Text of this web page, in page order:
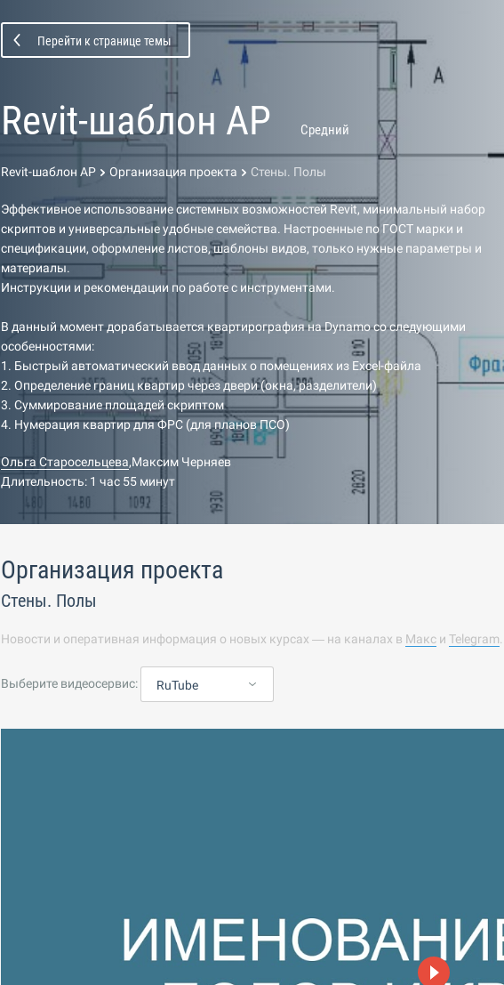
Перейти к странице темы
Revit-шаблон АР Средний
Revit-шаблон АР Организация проекта Стены. Полы
Эффективное использование системных возможностей Revit, минимальный набор
скриптов и универсальные удобные семейства. Настроенные по ГОСТ марки и
спецификации, оформление листов, шаблоны видов, только нужные параметры и
материалы.
Инструкции и рекомендации по работе с инструментами.
В данный момент дорабатывается квартирография на Dynamo со следующими
особенностями:
1. Быстрый автоматический ввод данных о помещениях из Excel-файла
2. Определение границ квартир через двери (окна, разделители)
3. Суммирование площадей скриптом
4. Нумерация квартир для ФРС (для планов ПСО)
Ольга Старосельцева,Максим Черняев
Длительность: 1 час 55 минут
Организация проекта
Стены. Полы
Новости и оперативная информация о новых курсах — на каналах в Макс и Telegram
Выберите видеосервис: RuTube